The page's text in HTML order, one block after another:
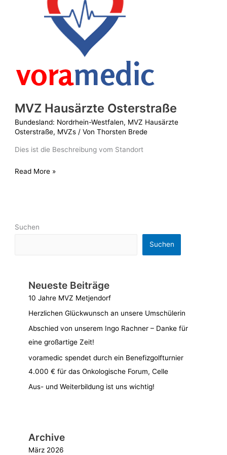
MVZ Hausärzte Osterstraße
Bundesland: Nordrhein-Westfalen, MVZ Hausärzte
Osterstraße, MVZs / VonThorsten Brede
Dies ist die Beschreibung vom Standort
Read More »
Suchen
Suchen
Neueste Beiträge
10 Jahre MVZ Metjendorf
Herzlichen Glückwunsch an unsere Umschülerin
Abschied von unserem Ingo Rachner – Danke für
eine großartige Zeit!
voramedic spendet durch ein Benefizgolfturnier
4.000 € für das Onkologische Forum, Celle
Aus- und Weiterbildung ist uns wichtig!
Archive
März 2026